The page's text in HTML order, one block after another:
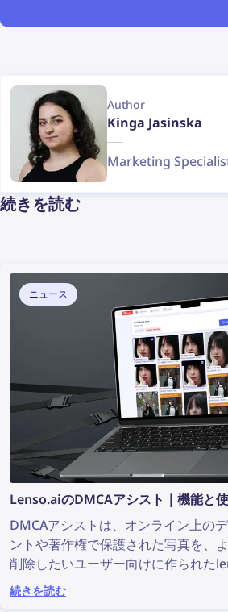
Author
Kinga Jasinska
Marketing
続きを読む
ニュース
Lenso.aiのDMCAアシスト｜機能と
DMCAアシストは、オンライン上の
ントや著作権で保護された写真を、
削除したいユーザー向けに作られた
です。画像が見つかったウェブサイ
頼するための、すぐに貼り付けて使
続きを読む